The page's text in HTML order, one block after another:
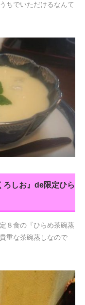
ちでいただけるなんて
ろしお』de限定ひら
８食の『ひらめ茶碗蒸
重な茶碗蒸しなので